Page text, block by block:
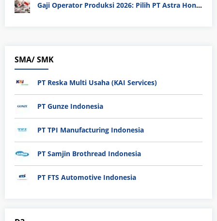
Gaji Operator Produksi 2026: Pilih PT Astra Honda Motor (AHM) atau Manufaktur di Jepang?
SMA/ SMK
PT Reska Multi Usaha (KAI Services)
PT Gunze Indonesia
PT TPI Manufacturing Indonesia
PT Samjin Brothread Indonesia
PT FTS Automotive Indonesia